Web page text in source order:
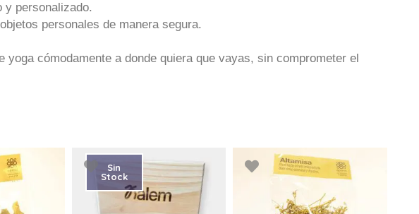
y personalizado.
personales de manera segura.
cómodamente a donde quiera que vayas, sin comprometer el
Sin
Stock